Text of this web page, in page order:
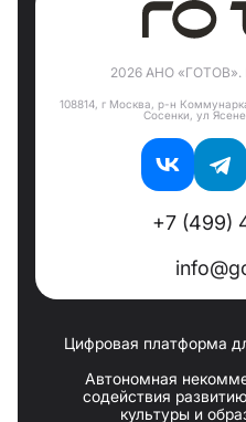
2026 АНО «ГОТОВ».
108814, г Москва, р-н
Сосенки, ул
+7 (499)
Цифровая платформа
Автономная
содействия
культуры и